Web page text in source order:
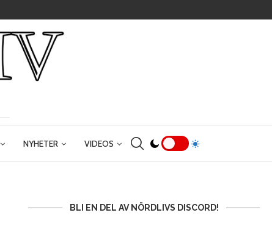
NYHETER VIDEOS
BLI EN DEL AV NÖRDLIVS DISCORD!